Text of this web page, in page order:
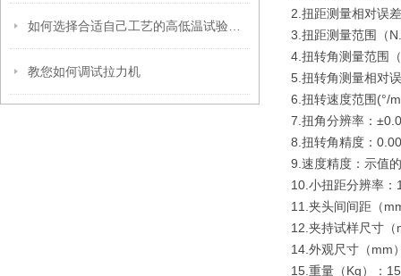
教您如何调试拉力机
2.扭距测量相对误
3.扭距测量范围（
4.扭转角测量范围
5.扭转角测量相对
6.扭转速度范围(°/
7.扭角分辨率：
8.扭转角精度：
9.速度精度：示值
10.小扭距分辨率
11.夹头间间距（
12.夹持试样尺寸
14.外观尺寸（mm
15.重量（Kg）：